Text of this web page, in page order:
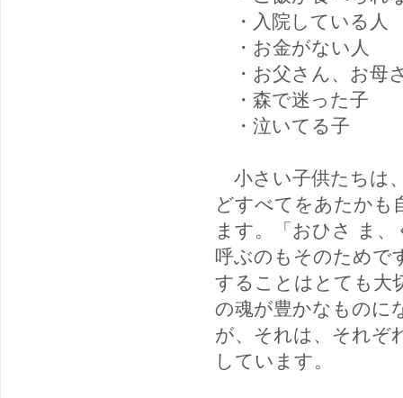
・入院している人
・お金がない人
・お父さん、お母
・森で迷った子
・泣いて
小さい子供たちは
どすべてをあたかも
ます。「おひさ ま
呼ぶのもそのためで
することはとても大
の魂が豊かなものに
が、それは、それぞ
しています。